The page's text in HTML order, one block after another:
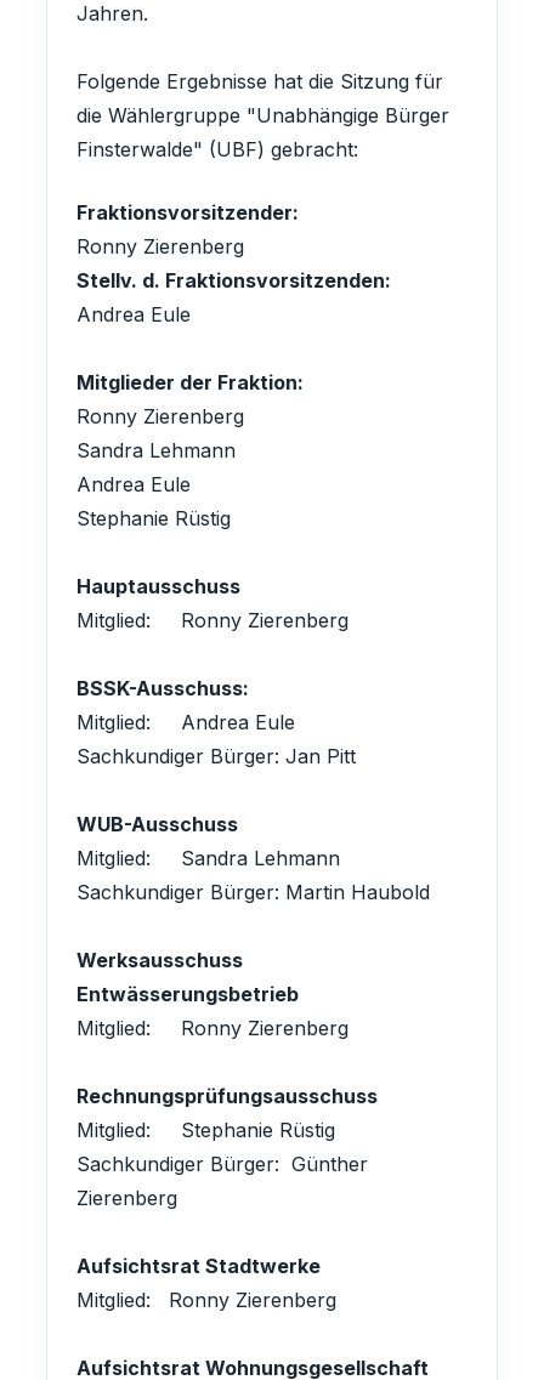
Jahren.
Folgende Ergebnisse hat die Sitzung für
die Wählergruppe "Unabhängige Bürger
Finsterwalde" (UBF) gebracht:
Fraktionsvorsitzender:
Ronny Zierenberg
Stellv. d. Fraktionsvorsitzenden:
Andrea Eule
Mitglieder der Fraktion:
Ronny Zierenberg
Sandra Lehmann
Andrea Eule
Stephanie Rüstig
Hauptausschuss
Mitglied: Ronny Zierenberg
BSSK-Ausschuss:
Mitglied: Andrea Eule
Sachkundiger Bürger: Jan Pitt
WUB-Ausschuss
Mitglied: Sandra Lehmann
Sachkundiger Bürger: Martin Haubold
Werksausschuss
Entwässerungsbetrieb
Mitglied: Ronny Zierenberg
Rechnungsprüfungsausschuss
Mitglied: Stephanie Rüstig
Sachkundiger Bürger: Günther
Zierenberg
Aufsichtsrat Stadtwerke
Mitglied: Ronny Zierenberg
Aufsichtsrat Wohnungsgesellschaft